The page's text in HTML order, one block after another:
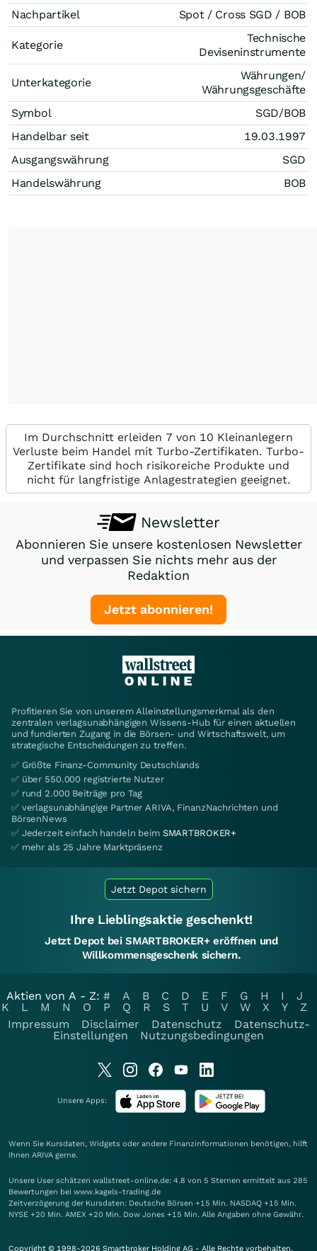
Nachpartikel
Spot / Cross SGD / BOB
Kategorie
Technische
Deviseninstrumente
Unterkategorie
Währungen/
Währungsgeschäfte
Symbol
SGD/BOB
Handelbar seit
19.03.1997
Ausgangswährung
SGD
Handelswährung
BOB
Im Durchschnitt erleiden 7 von 10 Kleinanlegern
Verluste beim Handel mit Turbo-Zertifikaten. Turbo-
Zertifikate sind hoch risikoreiche Produkte und
nicht für langfristige Anlagestrategien geeignet.
Newsletter
Abonnieren Sie unsere kostenlosen Newsletter
und verpassen Sie nichts mehr aus der
Redaktion
Jetzt abonnieren!
Profitieren Sie von unserem Alleinstellungsmerkmal als den
zentralen verlagsunabhängigen Wissens-Hub für einen aktuellen
und fundierten Zugang in die Börsen- und Wirtschaftswelt, um
strategische Entscheidungen zu treffen.
✅ Größte Finanz-Community Deutschlands
✅ über 550.000 registrierte Nutzer
✅ rund 2.000 Beiträge pro Tag
✅ verlagsunabhängige Partner ARIVA, FinanzNachrichten und
BörsenNews
✅ Jederzeit einfach handeln beim SMARTBROKER+
✅ mehr als 25 Jahre Marktpräsenz
Jetzt Depot sichern
Ihre Lieblingsaktie geschenkt!
Jetzt Depot bei SMARTBROKER+ eröffnen und
Willkommensgeschenk sichern.
Aktien von A - Z: # A B C D E F G H I
J
K
L M N O P Q R S T U V W X Y
Z
Impressum
Disclaimer Datenschutz
Datenschutz-
Einstellungen
Nutzungsbedingungen
Unsere Apps:
Wenn Sie Kursdaten, Widgets oder andere Finanzinformationen benötigen, hilft
Ihnen ARIVA gerne.
Unsere User schätzen wallstreet-online.de: 4.8 von 5 Sternen ermittelt aus 285
Bewertungen bei www.kagels-trading.de
Zeitverzögerung der Kursdaten: Deutsche Börsen +15 Min. NASDAQ +15 Min.
NYSE +20 Min. AMEX +20 Min. Dow Jones +15 Min. Alle Angaben ohne Gewähr.
Copyright © 1998-2026 Smartbroker Holding AG - Alle Rechte vorbehalten.